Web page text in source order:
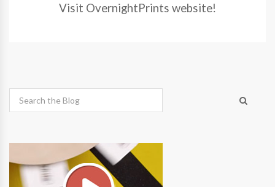
Visit OvernightPrints website!